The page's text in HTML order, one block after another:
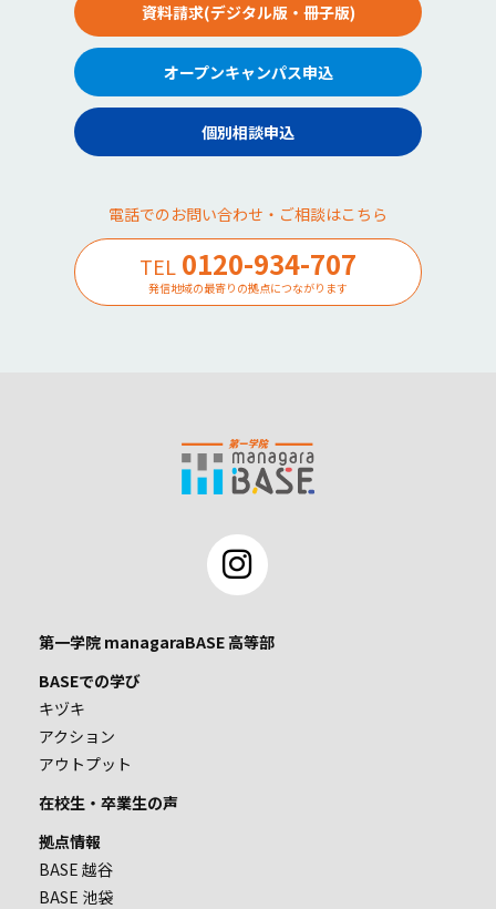
資料請求(デジタル版・冊子版)
オープンキャンパス申込
個別相談申込
電話でのお問い合わせ・ご相談はこちら
TEL 0120-934-707
発信地域の最寄りの拠点につながります
第一学院 managaraBASE 高等部
BASEでの学び
キヅキ
アクション
アウトプット
在校生・卒業生の声
拠点情報
BASE 越谷
BASE 池袋